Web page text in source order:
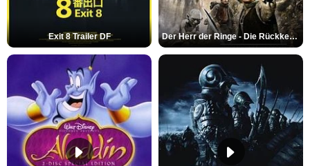
Exit 8 Trailer DF Der Herr der Ringe - Die Rückkehr des Königs Trailer OV